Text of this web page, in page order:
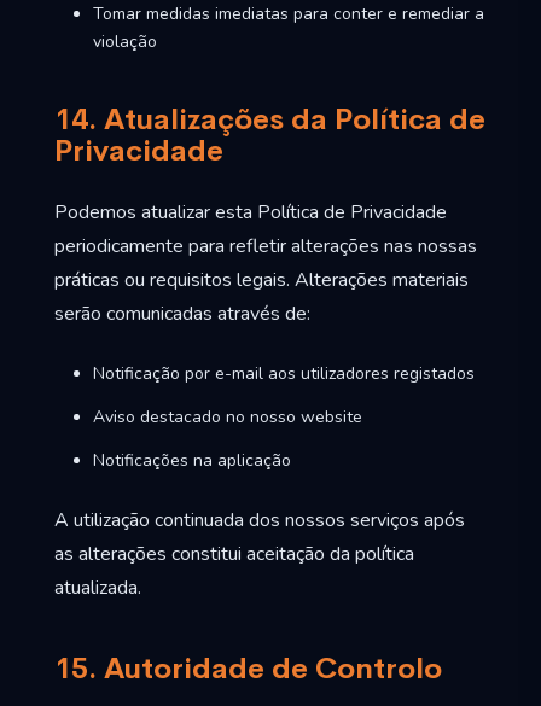
Tomar medidas imediatas para conter e remediar a
violação
14. Atualizações da Política de
Privacidade
Podemos atualizar esta Política de Privacidade
periodicamente para refletir alterações nas nossas
práticas ou requisitos legais. Alterações materiais
serão comunicadas através de:
Notificação por e-mail aos utilizadores registados
Aviso destacado no nosso website
Notificações na aplicação
A utilização continuada dos nossos serviços após
as alterações constitui aceitação da política
atualizada.
15. Autoridade de Controlo